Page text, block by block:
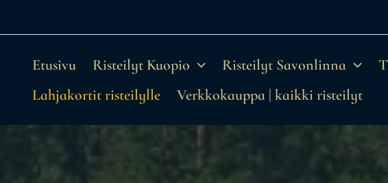
sisältöön
Etusivu Risteilyt Kuopio Risteilyt Savonlinna
Lahjakortit risteilylle
Verkkokauppa | kaikki risteilyt